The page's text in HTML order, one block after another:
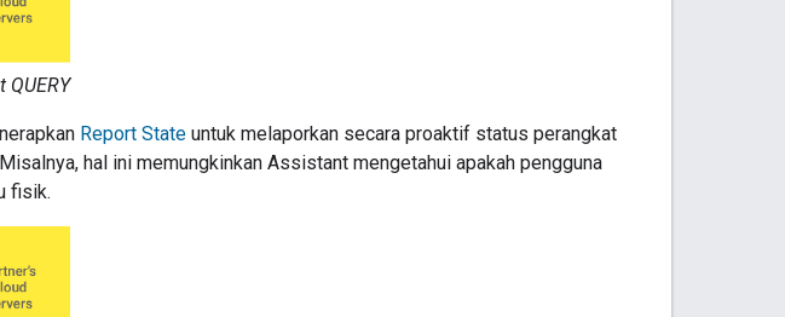
QUERY
Report State untuk melaporkan secara proaktif status perangkat
hal ini memungkinkan Assistant mengetahui apakah pengguna
fisik.